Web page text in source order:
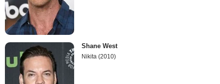
Shane West
Nikita (2010)